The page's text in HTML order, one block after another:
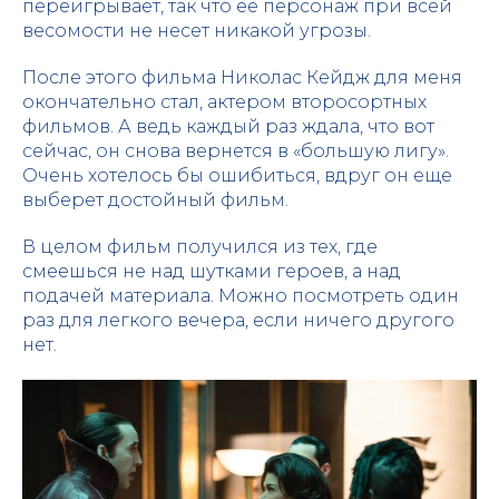
переигрывает, так что ее персонаж при всей
весомости не несет никакой угрозы.
После этого фильма Николас Кейдж для меня
окончательно стал, актером второсортных
фильмов. А ведь каждый раз ждала, что вот
сейчас, он снова вернется в «большую лигу».
Очень хотелось бы ошибиться, вдруг он еще
выберет достойный фильм.
В целом фильм получился из тех, где
смеешься не над шутками героев, а над
подачей материала. Можно посмотреть один
раз для легкого вечера, если ничего другого
нет.